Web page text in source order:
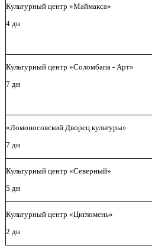
Культурный центр »Маймакса»
4 дн
Культурный центр »Соломбапа - Арт»
7 дн
«Ломоносовский Дворец культуры»
7 дн
Культурный центр «Северный»
5 дн
Культурный центр «Цигломень»
2 дн